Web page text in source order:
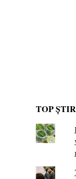
TOP